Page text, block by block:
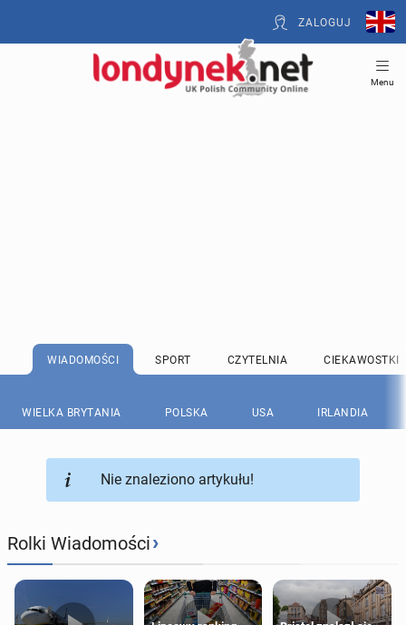
ZALOGUJ
Menu
WIADOMOŚCI SPORT CZYTELNIA CIEKAWOSTKI
WIELKA BRYTANIA POLSKA USA IRLANDIA
Nie znaleziono artykułu!
Rolki Wiadomości›